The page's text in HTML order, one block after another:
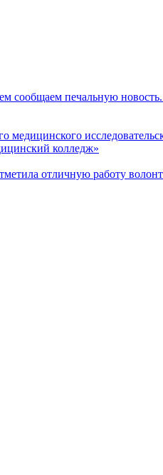
сообщаем печальную
медицинского
колледж»
отличную работу